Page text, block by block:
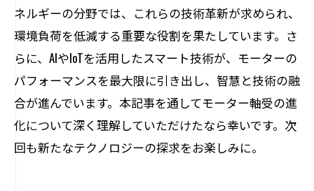
ネルギーの分野では、これらの技術革新が求められ、
環境負荷を低減する重要な役割を果たしています。さ
らに、AIやIoTを活用したスマート技術が、モーターの
パフォーマンスを最大限に引き出し、智慧と技術の融
合が進んでいます。本記事を通してモーター軸受の進
化について深く理解していただけたなら幸いです。次
回も新たなテクノロジーの探求をお楽しみに。